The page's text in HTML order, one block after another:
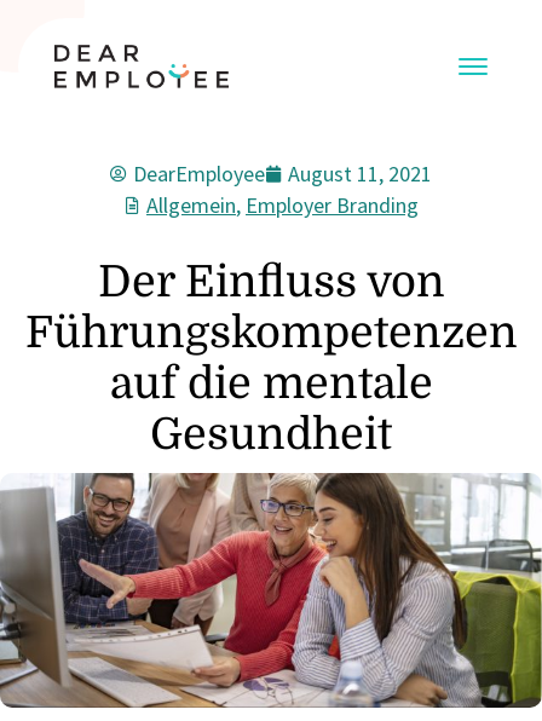
DearEmployee
August 11, 2021
Allgemein, Employer Branding
Der Einfluss von
Führungskompetenzen
auf die mentale
Gesundheit